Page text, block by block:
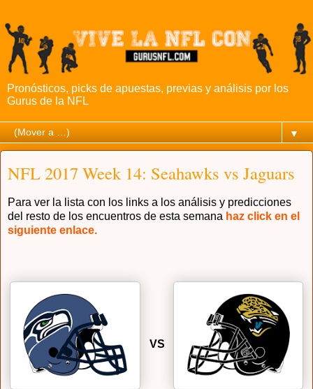
Pronósticos, picks de apuestas, previas y análisis por los
Gurus de la NFL
▼
NFL 2017 Week 14: Seahawks vs Jaguars
Para ver la lista con los links a los análisis y predicciones
del resto de los encuentros de esta semana haz click en el
siguiente enlace.
VS